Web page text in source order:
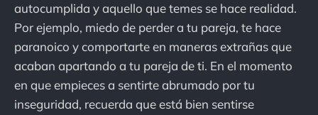
autocumplida y aquello que temes se hace realidad.
Por ejemplo, miedo de perder a tu pareja, te hace
paranoico y comportarte en maneras extrañas que
acaban apartando a tu pareja de ti. En el momento
en que empieces a sentirte abrumado por tu
inseguridad, recuerda que está bien sentirse